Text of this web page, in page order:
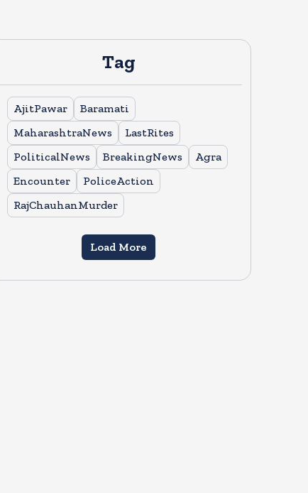
Tag
AjitPawar
Baramati
MaharashtraNews
LastRites
PoliticalNews
BreakingNews
Agra
Encounter
PoliceAction
RajChauhanMurder
Load More